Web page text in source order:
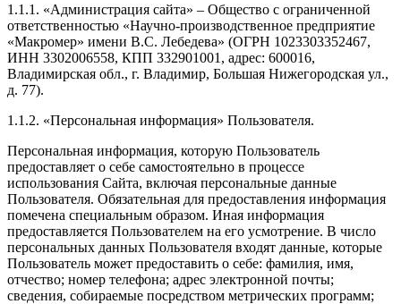
1.1.1. «Администрация сайта» – Общество с ограниченной
ответственностью «Научно-производственное предприятие
«Макромер» имени В.С. Лебедева» (ОГРН 1023303352467,
ИНН 3302006558, КПП 332901001, адрес: 600016,
Владимирская обл., г. Владимир, Большая Нижегородская ул.,
д. 77).
1.1.2. «Персональная информация» Пользователя.
Персональная информация, которую Пользователь
предоставляет о себе самостоятельно в процессе
использования Сайта, включая персональные данные
Пользователя. Обязательная для предоставления информация
помечена специальным образом. Иная информация
предоставляется Пользователем на его усмотрение. В число
персональных данных Пользователя входят данные, которые
Пользователь может предоставить о себе: фамилия, имя,
отчество; номер телефона; адрес электронной почты;
сведения, собираемые посредством метрических программ;